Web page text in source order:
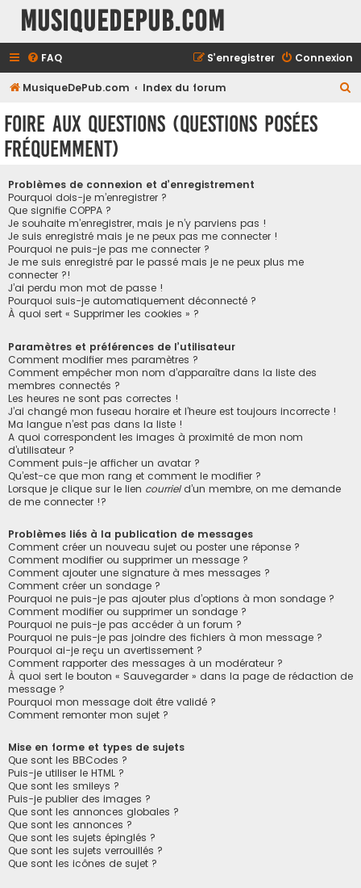
MusiqueDePub.com
FAQ Connexion
S’enregistrer
MusiqueDePub.com Index du forum
Foire aux questions (Questions posées
fréquemment)
Problèmes de connexion et d’enregistrement
Pourquoi dois-je m’enregistrer ?
Que signifie COPPA ?
Je souhaite m’enregistrer, mais je n’y parviens pas !
Je suis enregistré mais je ne peux pas me connecter !
Pourquoi ne puis-je pas me connecter ?
Je me suis enregistré par le passé mais je ne peux plus me
connecter ?!
J’ai perdu mon mot de passe !
Pourquoi suis-je automatiquement déconnecté ?
À quoi sert « Supprimer les cookies » ?
Paramètres et préférences de l’utilisateur
Comment modifier mes paramètres ?
Comment empêcher mon nom d’apparaître dans la liste des
membres connectés ?
Les heures ne sont pas correctes !
J’ai changé mon fuseau horaire et l’heure est toujours incorrecte !
Ma langue n’est pas dans la liste !
A quoi correspondent les images à proximité de mon nom
d’utilisateur ?
Comment puis-je afficher un avatar ?
Qu’est-ce que mon rang et comment le modifier ?
Lorsque je clique sur le lien courrield’un membre, on me demande
de me connecter !?
Problèmes liés à la publication de messages
Comment créer un nouveau sujet ou poster une réponse ?
Comment modifier ou supprimer un message ?
Comment ajouter une signature à mes messages ?
Comment créer un sondage ?
Pourquoi ne puis-je pas ajouter plus d’options à mon sondage ?
Comment modifier ou supprimer un sondage ?
Pourquoi ne puis-je pas accéder à un forum ?
Pourquoi ne puis-je pas joindre des fichiers à mon message ?
Pourquoi ai-je reçu un avertissement ?
Comment rapporter des messages à un modérateur ?
À quoi sert le bouton « Sauvegarder » dans la page de rédaction de
message ?
Pourquoi mon message doit être validé ?
Comment remonter mon sujet ?
Mise en forme et types de sujets
Que sont les BBCodes ?
Puis-je utiliser le HTML ?
Que sont les smileys ?
Puis-je publier des images ?
Que sont les annonces globales ?
Que sont les annonces ?
Que sont les sujets épinglés ?
Que sont les sujets verrouillés ?
Que sont les icônes de sujet ?